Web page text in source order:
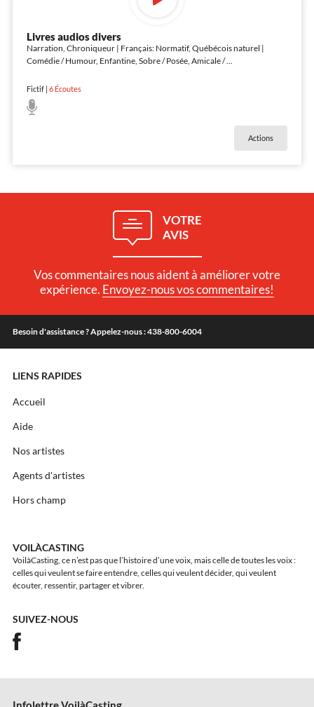
Livres audios divers
Narration, Chroniqueur | Français: Normatif, Québécois naturel |
Comédie / Humour, Enfantine, Sobre / Posée, Amicale /
Fictif| 6Écoutes
Actions
VOTRE
AVIS
Vos commentaires nous aident à améliorer votre
expérience. Envoyez-nous vos commentaires!
Besoin d'assistance ? Appelez-nous : 438-800-6004
LIENS RAPIDES
Accueil
Aide
Nos artistes
Agents d'artistes
Hors champ
VOILÀCASTING
VoilàCasting, ce n’est pas que l’histoire d’une voix, mais celle de toutes les voix :
celles qui veulent se faire entendre, celles qui veulent décider, qui veulent
écouter, ressentir, partager et vibrer.
SUIVEZ-NOUS